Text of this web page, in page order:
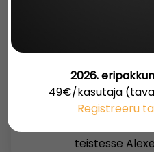
Astro Balticsi
majandustarkvaral
nüüdsest liidestuse
tanklakett. mTaskuga
Astro Balticsi poolt
mis on varustatud
teistesse
2026.
49€/kasutaja
Registreeru